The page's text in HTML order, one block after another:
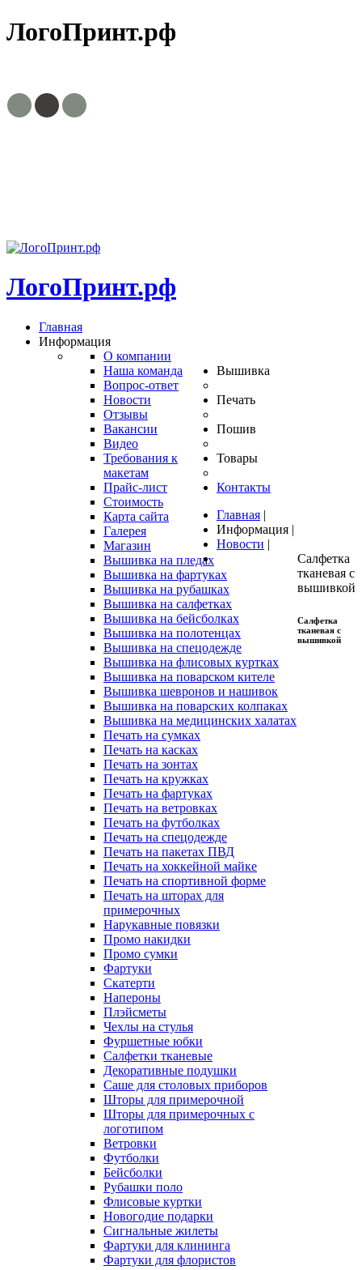
ЛогоПринт.рф
ЛогоПринт.рф
Главная
Информация
О компании
Наша команда
Вопрос-ответ
Новости
Отзывы
Вакансии
Видео
Требования к
макетам
Прайс-лист
Стоимость
Карта сайта
Галерея
Магазин
Вышивка
Вышивка на пледах
Вышивка на фартуках
Вышивка на рубашках
Вышивка на салфетках
Вышивка на бейсболках
Вышивка на полотенцах
Вышивка на спецодежде
Вышивка на флисовых куртках
Вышивка на поварском кителе
Вышивка шевронов и нашивок
Вышивка на поварских колпаках
Вышивка на медицинских халатах
Печать
Печать на сумках
Печать на касках
Печать на зонтах
Печать на кружках
Печать на фартуках
Печать на ветровках
Печать на футболках
Печать на спецодежде
Печать на пакетах ПВД
Печать на хоккейной майке
Печать на спортивной форме
Печать на шторах для
примерочных
Пошив
Нарукавные повязки
Промо накидки
Промо сумки
Фартуки
Скатерти
Напероны
Плэйсметы
Чехлы на стулья
Фуршетные юбки
Салфетки тканевые
Декоративные подушки
Саше для столовых приборов
Шторы для примерочной
Шторы для примерочных с
логотипом
Товары
Ветровки
Футболки
Бейсболки
Рубашки поло
Флисовые куртки
Новогодие подарки
Сигнальные жилеты
Фартуки для клининга
Фартуки для флористов
Контакты
Главная |
Информация |
Новости |
Салфетка
тканевая с
вышивкой
Салфетка
тканевая с
вышивкой